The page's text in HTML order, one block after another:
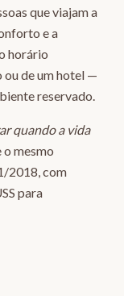
que viajam a
e a
horário
de um hotel —
reservado.
quando a vida
mesmo
2018, com
para